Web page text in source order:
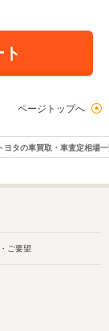
ページトップへ
トヨタの車買取・車査定相場
ご要望